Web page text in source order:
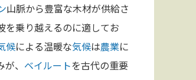
山脈から豊富な木材が供給さ
を乗り越えるのに適してお
候による温暖な気候は農業に
、 ベイルートを古代の重要